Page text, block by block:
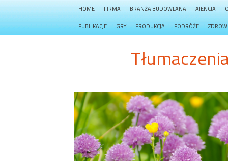
HOME FIRMA BRANŻA BUDOWLANA AJENCJA
PUBLIKACJE GRY PRODUKCJA PODRÓŻE